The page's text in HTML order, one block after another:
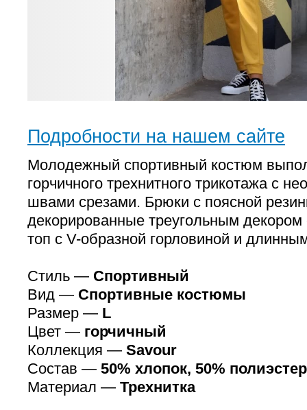
Подробности на нашем сайте
Молодежный спортивный костюм
горчичного трехнитного трикотажа с
швами срезами. Брюки с поясной
декорированные треугольным
топ с V-образной горловиной и
Стиль — Спортивный
Вид — Спортивные костюмы
Размер — L
Цвет — горчичный
Коллекция — Savour
Состав — 50% хлопок, 50% полиэстер
Материал — Трехнитка